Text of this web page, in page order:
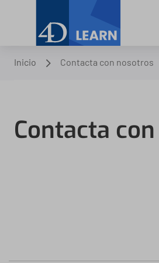
Inicio Contacta con nosotros
Contacta